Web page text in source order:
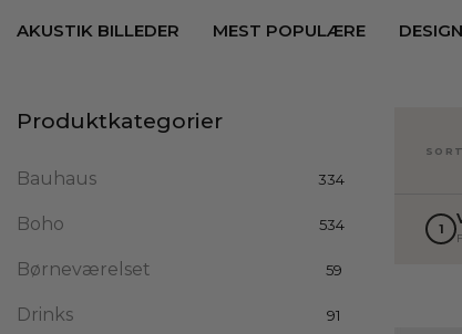
AKUSTIK BILLEDER MEST POPULÆRE
1
Produktkategorier
Bauhaus 334
Boho 534
Børneværelset 59
Drinks 91